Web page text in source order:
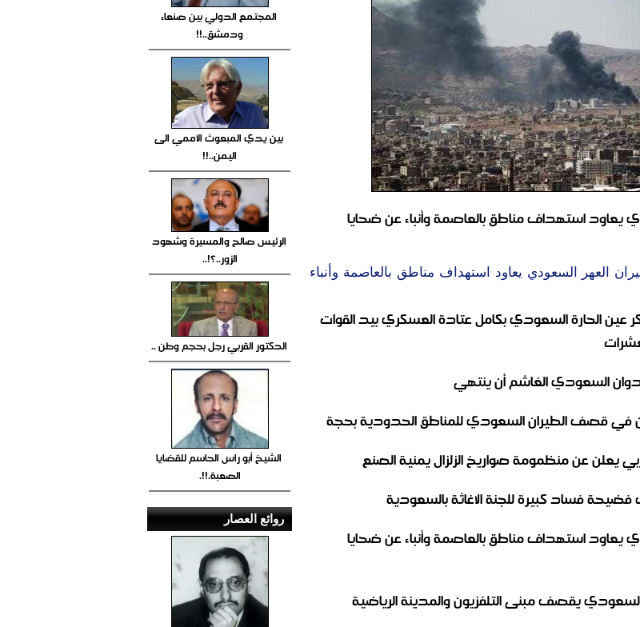
يعاود استهداف مناطق بالعاصمة وأنباء عن ضحايا
العهر السعودي يعاود استهداف مناطق بالعاصمة وأنباء
الحارة السعودي بكامل عتادة العسكري بيد القوات
السعودي الغاشم أن ينتهي
يعلن عن منظمومة صواريخ الزلزال يمنية الصنع
فساد كبيرة للجنة الاغاثة بالسعودية
يعاود استهداف مناطق بالعاصمة وأنباء عن ضحايا
السعودي يقصف مبنى التلفزيون والمدينة الرياضية
المجتمع الدولي بين صنعاء
ودمشق..!!
بين يدي المبعوث الأممي الى
اليمن..!!
الرئيس صالح والمسيرة وشهود
الزور..؟!..
الدكتور القربي رجل بحجم وطن ..
الشيخ أبو راس الحاسم للقضايا
الصعبة.!!.
روائع العصار